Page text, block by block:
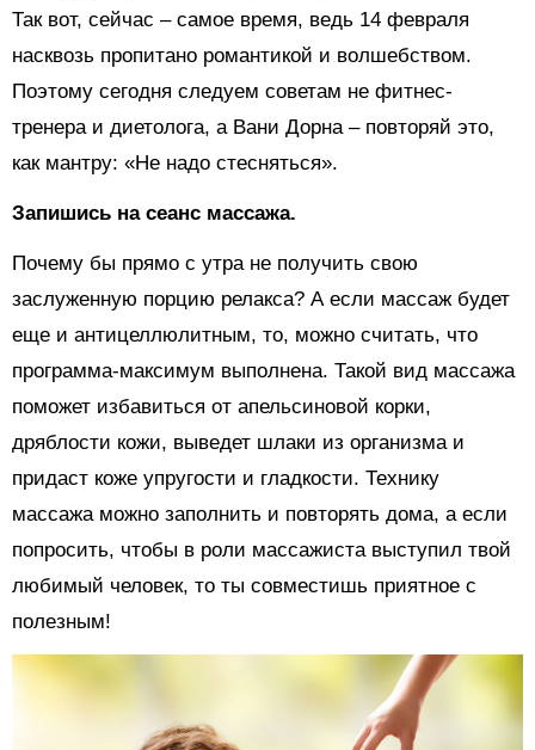
Так вот, сейчас – самое время, ведь 14 февраля
насквозь пропитано романтикой и волшебством.
Поэтому сегодня следуем советам не фитнес-
тренера и диетолога, а Вани Дорна – повторяй это,
как мантру: «Не надо стесняться».
Запишись на сеанс массажа.
Почему бы прямо с утра не получить свою
заслуженную порцию релакса? А если массаж будет
еще и антицеллюлитным, то, можно считать, что
программа-максимум выполнена. Такой вид массажа
поможет избавиться от апельсиновой корки,
дряблости кожи, выведет шлаки из организма и
придаст коже упругости и гладкости. Технику
массажа можно заполнить и повторять дома, а если
попросить, чтобы в роли массажиста выступил твой
любимый человек, то ты совместишь приятное с
полезным!